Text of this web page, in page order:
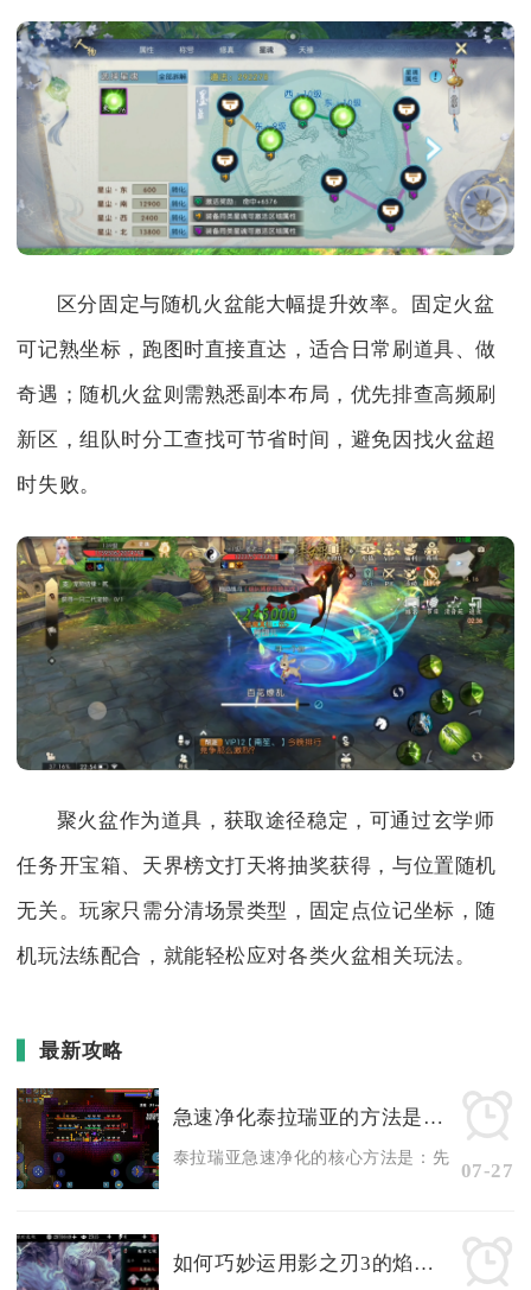
区分固定与随机火盆能大幅提升效率。固定火盆
可记熟坐标，跑图时直接直达，适合日常刷道具、做
奇遇；随机火盆则需熟悉副本布局，优先排查高频刷
新区，组队时分工查找可节省时间，避免因找火盆超
时失败。
聚火盆作为道具，获取途径稳定，可通过玄学师
任务开宝箱、天界榜文打天将抽奖获得，与位置随机
无关。玩家只需分清场景类型，固定点位记坐标，随
机玩法练配合，就能轻松应对各类火盆相关玩法。
最新攻略
急速净化泰拉瑞亚的方法是什么
泰拉瑞亚急速净化的核心方法是：先构建物理
07-27
如何巧妙运用影之刃3的焰刃技能战胜敌人